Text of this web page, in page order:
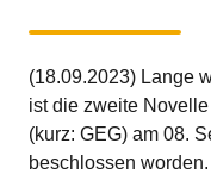
(18.09.2023) Lange
ist die zweite
(kurz: GEG) am 08.
beschlossen